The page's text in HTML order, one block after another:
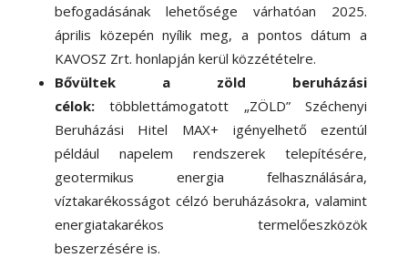
befogadásának lehetősége várhatóan 2025.
április közepén nyílik meg, a pontos dátum a
KAVOSZ Zrt. honlapján kerül közzétételre.
Bővültek a zöld beruházási
célok:
többlettámogatott „ZÖLD” Széchenyi
Beruházási Hitel MAX+ igényelhető ezentúl
például napelem rendszerek telepítésére,
geotermikus energia felhasználására,
víztakarékosságot célzó beruházásokra, valamint
energiatakarékos termelőeszközök
beszerzésére is.